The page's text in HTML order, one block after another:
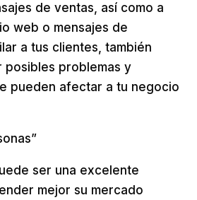
de ventas, así como a
web o mensajes de
a tus clientes, también
problemas y
pueden afectar a tu negocio
ser una excelente
mejor su mercado